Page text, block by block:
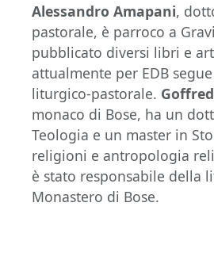
Alessandro Amapani,
pastorale, è parroco a
pubblicato diversi libri e
attualmente per EDB
liturgico-pastorale.
monaco di Bose, ha un
Teologia e un master in
religioni e antropologia
è stato responsabile della
Monastero di Bose.